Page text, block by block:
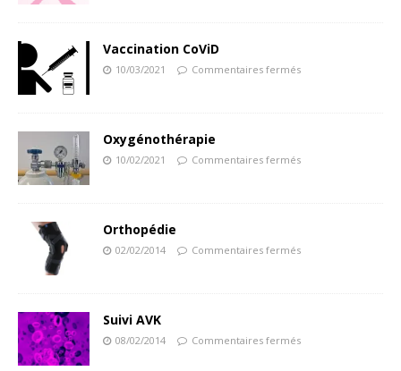
Vaccination CoViD
10/03/2021 Commentaires fermés
Oxygénothérapie
10/02/2021 Commentaires fermés
Orthopédie
02/02/2014 Commentaires fermés
Suivi AVK
08/02/2014 Commentaires fermés